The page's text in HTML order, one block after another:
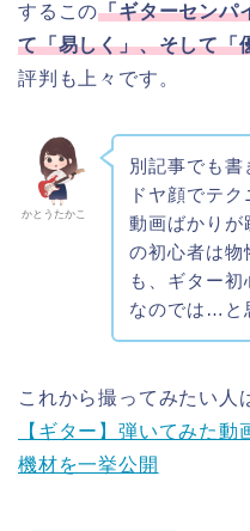
するこの「ギターセンパ
て「易しく」、そして「
評判も上々です。
かとうたかこ
別記事でも
ドヤ顔でテ
動画ばかりが
の初心者は物
も、ギター
なのでは…と
これから撮ってみたい人
【ギター】弾いてみた
機材を一挙公開